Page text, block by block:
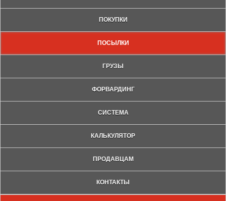
ПОКУПКИ
ПОСЫЛКИ
ГРУЗЫ
ФОРВАРДИНГ
СИСТЕМА
КАЛЬКУЛЯТОР
ПРОДАВЦАМ
КОНТАКТЫ